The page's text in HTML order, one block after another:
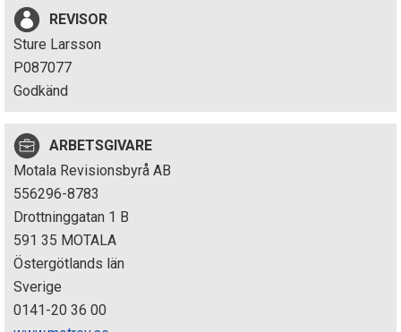
s
i
n
p
e
k
t
i
REVISOR
Sture Larsson
P087077
Godkänd
ARBETSGIVARE
Motala Revisionsbyrå AB
556296-8783
Drottninggatan 1 B
591 35 MOTALA
Östergötlands län
Sverige
0141-20 36 00